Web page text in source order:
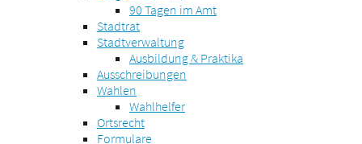
90 Tagen im Amt
Stadtrat
Stadtverwaltung
Ausbildung & Praktika
Ausschreibungen
Wahlen
Wahlhelfer
Ortsrecht
Formulare